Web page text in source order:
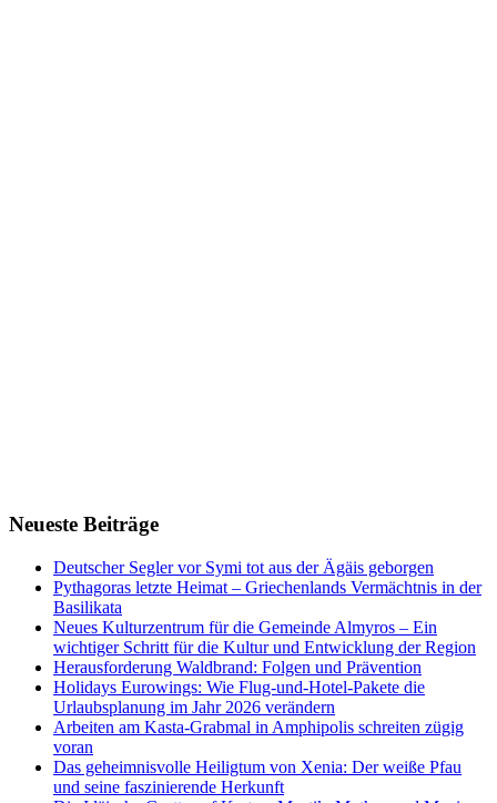
Neueste Beiträge
Deutscher Segler vor Symi tot aus der Ägäis geborgen
Pythagoras letzte Heimat – Griechenlands Vermächtnis in der
Basilikata
Neues Kulturzentrum für die Gemeinde Almyros – Ein
wichtiger Schritt für die Kultur und Entwicklung der Region
Herausforderung Waldbrand: Folgen und Prävention
Holidays Eurowings: Wie Flug-und-Hotel-Pakete die
Urlaubsplanung im Jahr 2026 verändern
Arbeiten am Kasta-Grabmal in Amphipolis schreiten zügig
voran
Das geheimnisvolle Heiligtum von Xenia: Der weiße Pfau
und seine faszinierende Herkunft